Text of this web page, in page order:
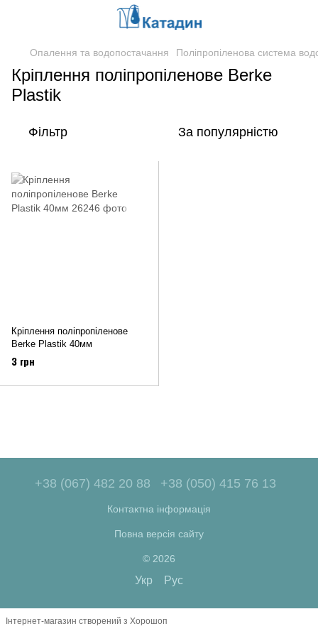
Опалення та водопостачання Поліпропіленова система
Кріплення поліпропіленове Berke
Plastik
Фільтр За популярністю
Кріплення поліпропіленове
Berke Plastik 40мм
3 грн
+38 (067) 482 20 88 +38 (050) 415 76 13
Контактна інформація
Повна версія сайту
© 2026
Укр Рус
Інтернет-магазин створений з Хорошоп